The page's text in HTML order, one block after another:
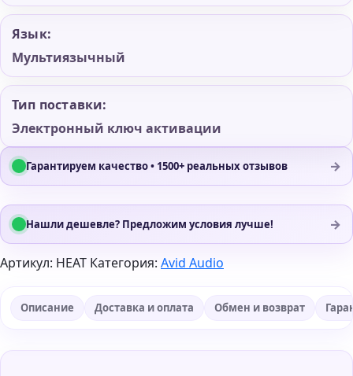
Язык:
Мультиязычный
Тип поставки:
Электронный ключ активации
Гарантируем качество • 1500+ реальных отзывов →
Нашли дешевле? Предложим условия лучше! →
Артикул: HEAT Категория: Avid Audio
Описание Доставка и оплата Обмен и возврат